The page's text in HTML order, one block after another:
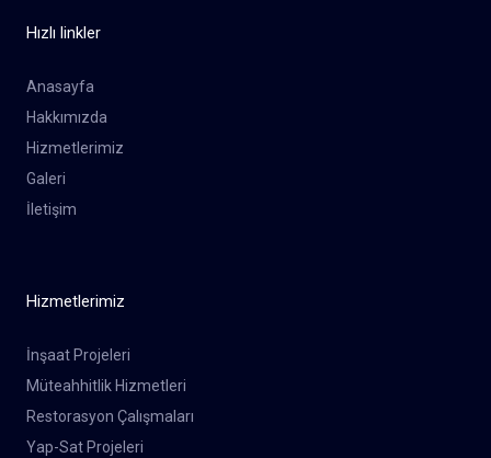
Hızlı linkler
Anasayfa
Hakkımızda
Hizmetlerimiz
Galeri
İletişim
Hizmetlerimiz
İnşaat Projeleri
Müteahhitlik Hizmetleri
Restorasyon Çalışmaları
Yap-Sat Projeleri